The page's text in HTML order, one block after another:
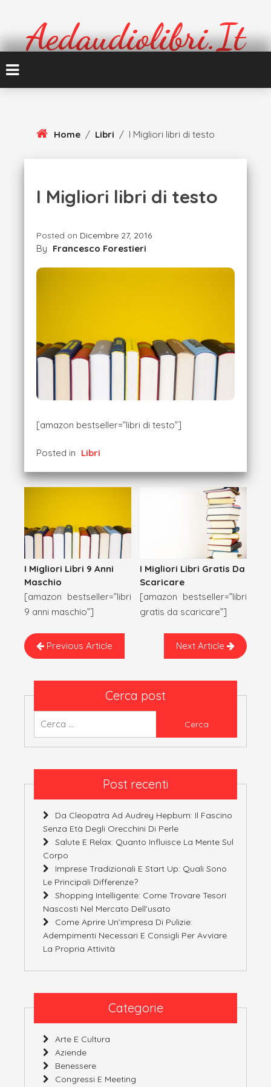
Aedaudiolibri.it
Home / Libri / I Migliori libri di testo
I Migliori libri di testo
Posted on Dicembre 27, 2016
By Francesco Forestieri
[amazon bestseller=”libri di testo”]
Posted in Libri
I Migliori Libri 9 Anni
Maschio
[amazon bestseller=”libri
9 anni maschio”]
Previous Article
I Migliori Libri Gratis Da
Scaricare
[amazon bestseller=”libri
gratis da scaricare”]
Next Article
Cerca post
Post recenti
Da Cleopatra Ad Audrey Hepburn: Il Fascino
Senza Età Degli Orecchini Di Perle
Salute E Relax: Quanto Influisce La Mente Sul
Corpo
Imprese Tradizionali E Start Up: Quali Sono
Le Principali Differenze?
Shopping Intelligente: Come Trovare Tesori
Nascosti Nel Mercato Dell’usato
Come Aprire Un’impresa Di Pulizie:
Adempimenti Necessari E Consigli Per Avviare
La Propria Attività
Categorie
Arte E Cultura
Aziende
Benessere
Congressi E Meeting